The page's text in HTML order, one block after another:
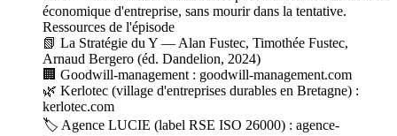
économique d'entreprise, sans mourir dans la tentative.
Ressources de l'épisode
📗 La Stratégie du Y — Alan Fustec, Timothée Fustec,
Arnaud Bergero (éd. Dandelion, 2024)
🏢 Goodwill-management : goodwill-management.com
🌿 Kerlotec (village d'entreprises durables en Bretagne) :
kerlotec.com
🏷️ Agence LUCIE (label RSE ISO 26000) : agence-